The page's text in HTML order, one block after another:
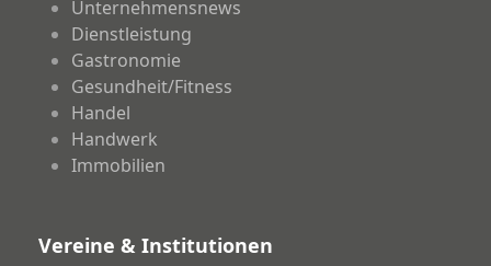
Unternehmensnews
Dienstleistung
Gastronomie
Gesundheit/Fitness
Handel
Handwerk
Immobilien
Vereine & Institutionen